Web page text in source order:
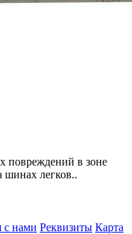
повреждений в зоне
шинах легков..
с нами Реквизиты Карта